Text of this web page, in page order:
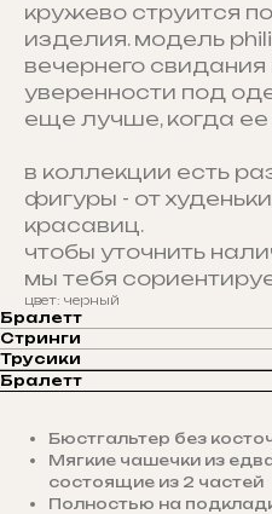
кружево струится
изделия. модель
вечернего
уверенности под
еще лучше, когда
в коллекции есть
фигуры - от
красавиц.
чтобы уточнить
мы тебя
цвет: черный
Бралетт
Стринги
Трусики
Бралетт
Бюстгальтер без
Мягкие чашечки из
состоящие из 2 частей
Полностью на